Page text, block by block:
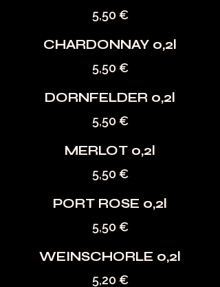
5,50 €
CHARDONNAY 0,2l
5,50 €
DORNFELDER 0,2l
5,50 €
MERLOT 0,2l
5,50 €
PORT ROSE 0,2l
5,50 €
WEINSCHORLE 0,2l
5,20 €